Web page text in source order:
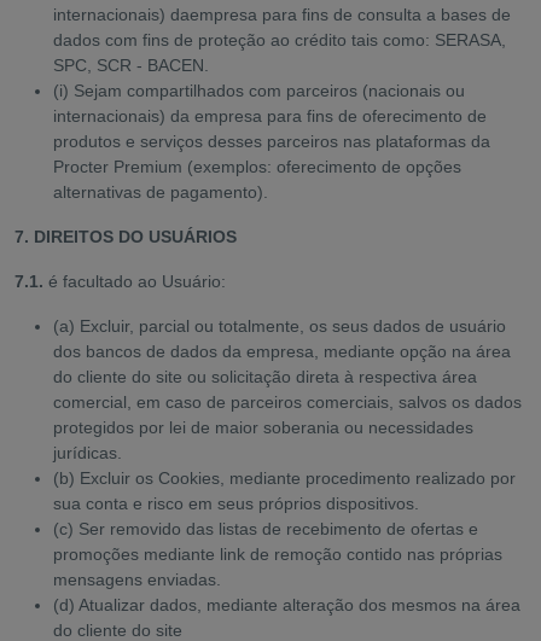
internacionais) daempresa para fins de consulta a bases de
dados com fins de proteção ao crédito tais como: SERASA,
SPC, SCR - BACEN.
(i) Sejam compartilhados com parceiros (nacionais ou
internacionais) da empresa para fins de oferecimento de
produtos e serviços desses parceiros nas plataformas da
Procter Premium (exemplos: oferecimento de opções
alternativas de pagamento).
7. DIREITOS DO USUÁRIOS
7.1. é facultado ao Usuário:
(a) Excluir, parcial ou totalmente, os seus dados de usuário
dos bancos de dados da empresa, mediante opção na área
do cliente do site ou solicitação direta à respectiva área
comercial, em caso de parceiros comerciais, salvos os dados
protegidos por lei de maior soberania ou necessidades
jurídicas.
(b) Excluir os Cookies, mediante procedimento realizado por
sua conta e risco em seus próprios dispositivos.
(c) Ser removido das listas de recebimento de ofertas e
promoções mediante link de remoção contido nas próprias
mensagens enviadas.
(d) Atualizar dados, mediante alteração dos mesmos na área
do cliente do site